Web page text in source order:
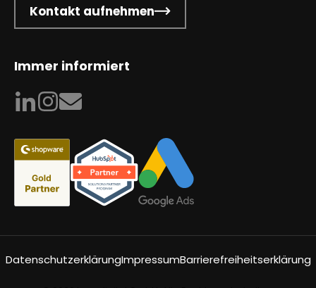
Kontakt aufnehmen
Immer informiert
DatenschutzerklärungImpressumBarrierefreiheitserklärung